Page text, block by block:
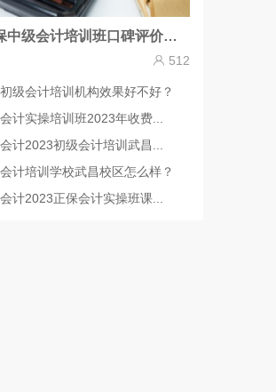
武汉正保中级会计培训班口碑评价一览
512
级会计培训机构效果好不好？
计实操培训班2023年收费...
计2023初级会计培训武昌...
计培训学校武昌校区怎么样？
计2023正保会计实操班课...